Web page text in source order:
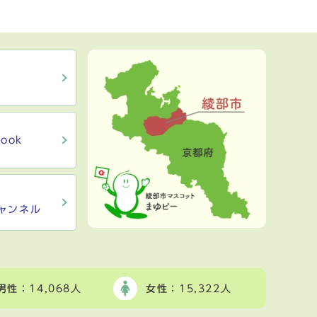
ンネル
性 ：14,068人 女性 ：15,322人